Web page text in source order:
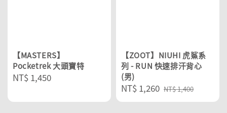
【MASTERS】
Pocketrek 大頭寶特
Regular
NT$ 1,450
【ZOOT】NIUHI 虎鯊系
列 - RUN 快速排汗背心
(男)
Sale
price
NT$ 1,260 Regular
price
NT$ 1,400